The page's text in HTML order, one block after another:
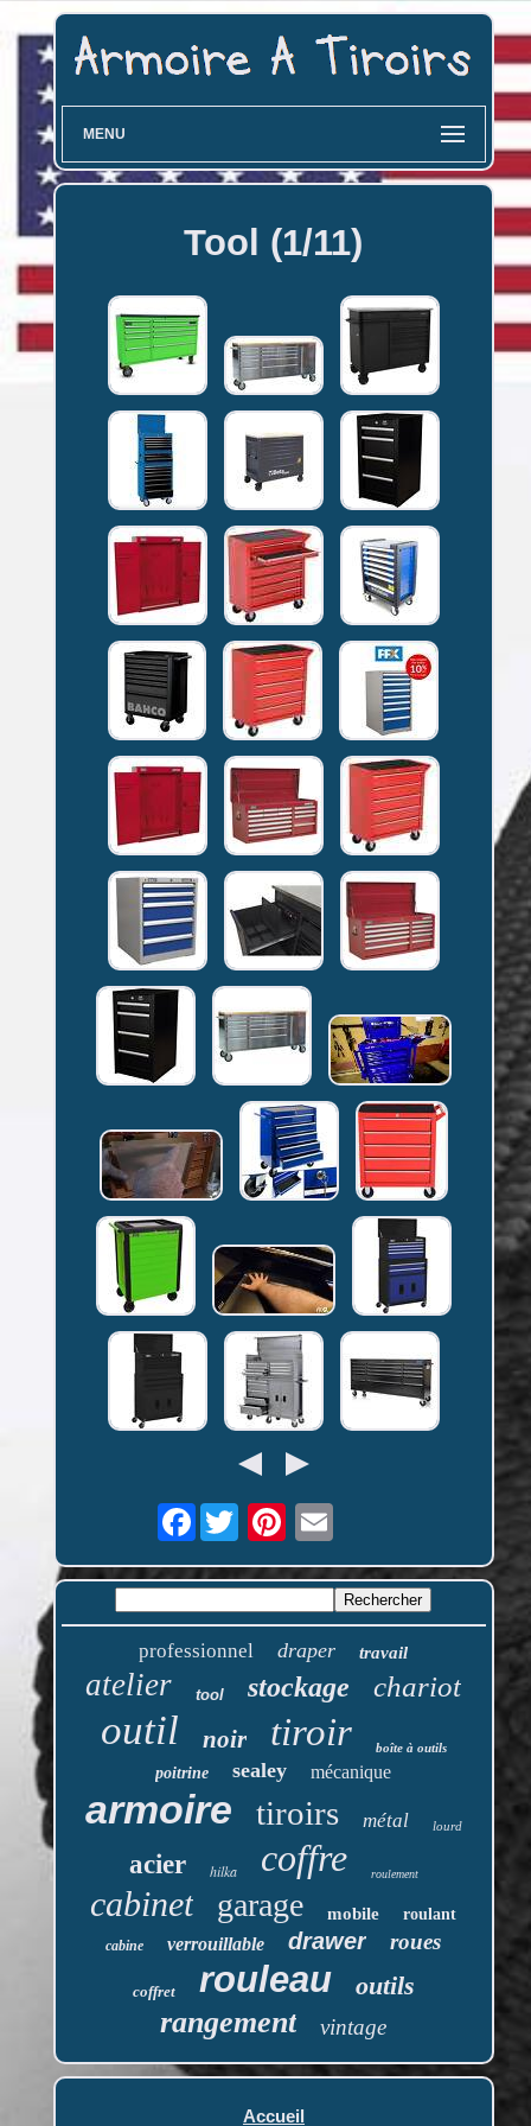
MENU
Tool (1/11)
Facebook
professionnel draper travail
atelier tool stockage chariot
outil noir tiroir boîte à outils
poitrine sealey mécanique
armoire tiroirs métal lourd
acier hilka coffre roulement
cabinet garage mobile roulant
cabine verrouillable drawer roues
coffret rouleau outils
rangement vintage
Accueil